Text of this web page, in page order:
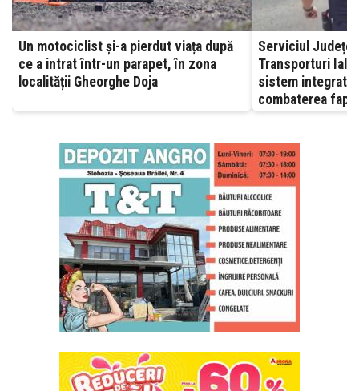
Un motociclist și-a pierdut viața după
ce a intrat într-un parapet, în zona
localității Gheorghe Doja
Serviciul
Transporturi Ialomița –
sistem integrat,
combaterea